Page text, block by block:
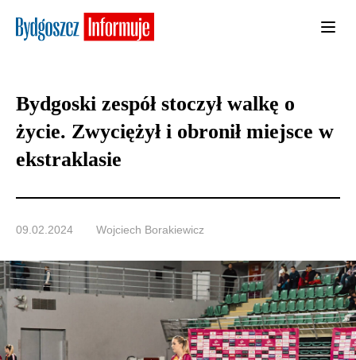
Bydgoski zespół stoczył walkę o
życie. Zwyciężył i obronił miejsce w
ekstraklasie
09.02.2024 Wojciech Borakiewicz